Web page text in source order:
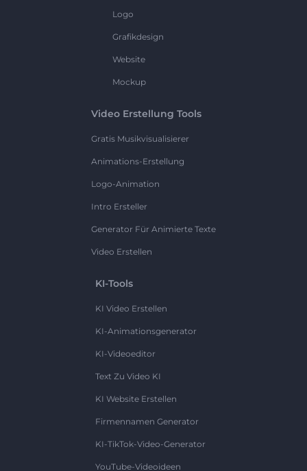
Logo
Grafikdesign
Website
Mockup
Video Erstellung Tools
Gratis Musikvisualisierer
Animations-Erstellung
Logo-Animation
Intro Ersteller
Generator Für Animierte Texte
Video Erstellen
KI-Tools
KI Video Erstellen
KI-Animationsgenerator
KI-Videoeditor
Text Zu Video KI
KI Website Erstellen
Firmennamen Generator
KI-TikTok-Video-Generator
YouTube-Videoideen